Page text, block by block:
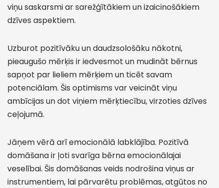
viņu saskarsmi ar sarežģītākiem un izaicinošākiem
dzīves aspektiem.
Uzburot pozitīvāku un daudzsološāku nākotni,
pieaugušo mērķis ir iedvesmot un mudināt bērnus
sapņot par lieliem mērķiem un ticēt savam
potenciālam. Šis optimisms var veicināt viņu
ambīcijas un dot viņiem mērķtiecību, virzoties dzīves
ceļojumā.
Jāņem vērā arī emocionālā labklājība. Pozitīvā
domāšana ir ļoti svarīga bērna emocionālajai
veselībai. Šis domāšanas veids nodrošina viņus ar
instrumentiem, lai pārvarētu problēmas, atgūtos no